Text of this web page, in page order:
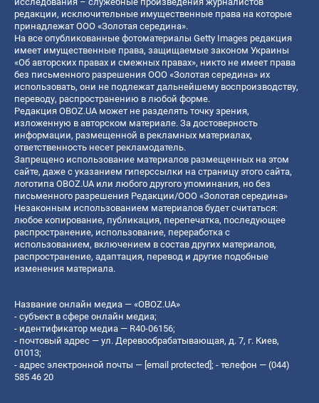
редакции, исключительные имущественные права на которые
принадлежат ООО «Золотая середина».
На все опубликованные фотоматериалы Getty Images редакция
имеет имущественные права, защищаемые законом Украины
«Об авторских правах и смежных правах», никто не имеет права
без письменного разрешения ООО «Золотая середина» их
использовать, они не подлежат дальнейшему воспроизводству,
переводу, распространению в любой форме.
Редакция OBOZ.UA может не разделять точку зрения,
изложенную в авторском материале. За достоверность
информации, размещенной в рекламных материалах,
ответственность несет рекламодатель.
Запрещено использование материалов размещенных на этом
сайте, даже с указанием гиперссылки на страницу этого сайта,
логотипа OBOZ.UA или любого другого упоминания, но без
письменного разрешения Редакции/ООО «Золотая середина»
Незаконным использованием материалов будет считаться:
любое копирование, публикация, перепечатка, последующее
распространение, использование, переработка с
использованием, включением в состав других материалов,
распространение, адаптация, перевод и другие подобные
изменения материала.
Название онлайн медиа — «OBOZ.UA»
- субъект в сфере онлайн медиа;
- идентификатор медиа — R40-06156;
- почтовый адрес — ул. Деревообрабатывающая, д. 7, г. Киев,
01013;
- адрес электронной почты — [email protected]; - телефон — (044)
585 46 20